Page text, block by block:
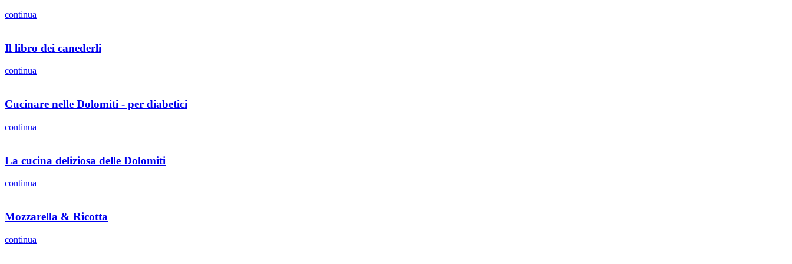
continua
Il libro dei canederli
continua
Cucinare nelle Dolomiti - per diabetici
continua
La cucina deliziosa delle Dolomiti
continua
Mozzarella & Ricotta
continua